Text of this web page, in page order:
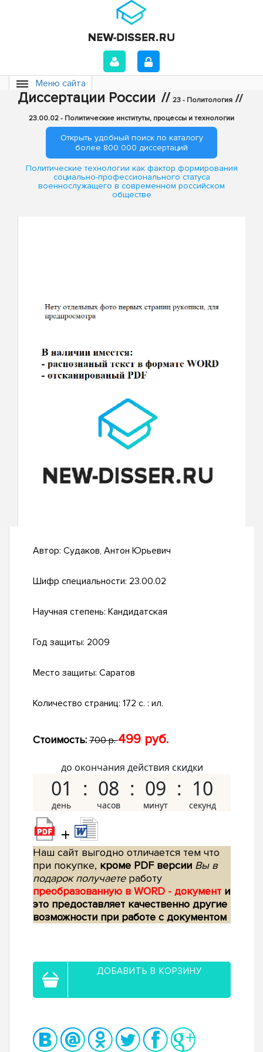
Меню сайта
Диссертации России // 23 - Политология //
23.00.02 - Политические институты, процессы и технологии
Открыть удобный поиск по каталогу
более 800 000 диссертаций
Политические технологии как фактор формирования
социально-профессионального статуса
военнослужащего в современном российском
обществе
Автор: Судаков, Антон Юрьевич
Шифр специальности: 23.00.02
Научная степень: Кандидатская
Год защиты: 2009
Место защиты: Саратов
Количество страниц: 172 с. : ил.
Стоимость: 700 р.499 руб.
до окончания действия скидки
01 08 09 09
+
Наш сайт выгодно отличается тем что
при покупке, кроме PDF версии Вы в
подарок получаетеработу
преобразованную в WORD - документ и
это предоставляет качественно другие
возможности при работе с документом
ДОБАВИТЬ В КОРЗИНУ